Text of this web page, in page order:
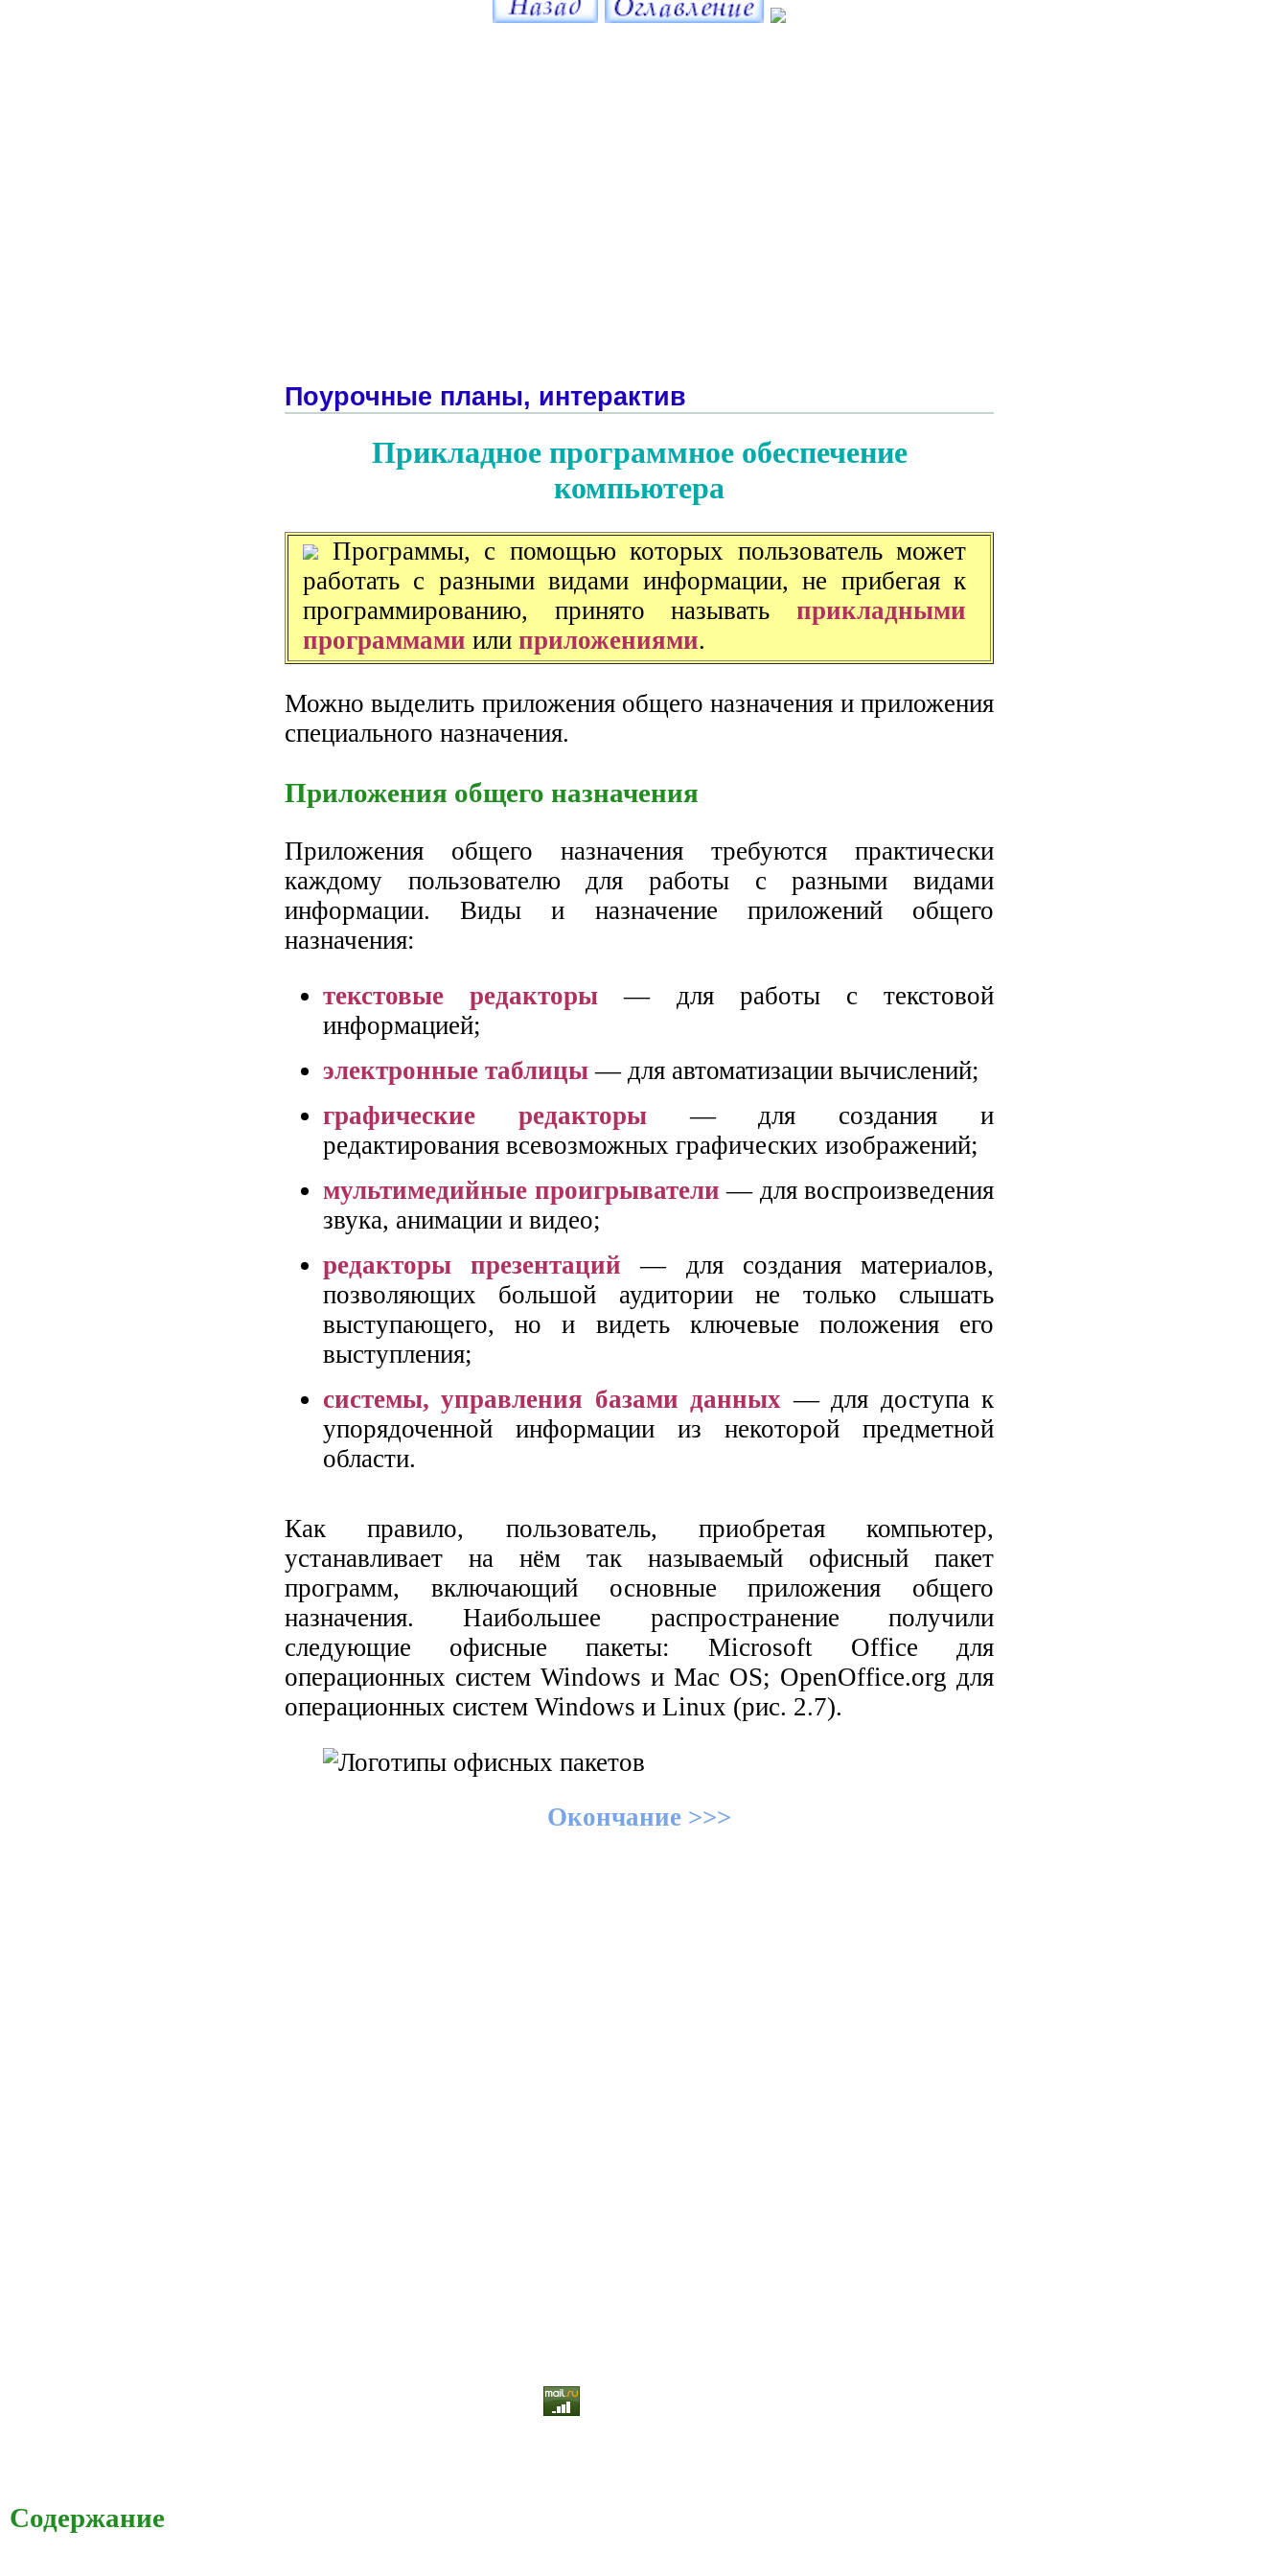
Поурочные планы, интерактив
Прикладное программное обеспечение
компьютера
Программы, с помощью которых пользователь может
работать с разными видами информации, не прибегая к
программированию, принято называть прикладными
программами или приложениями.
Можно выделить приложения общего назначения и приложения
специального назначения.
Приложения общего назначения
Приложения общего назначения требуются практически
каждому пользователю для работы с разными видами
информации. Виды и назначение приложений общего
назначения:
текстовые редакторы — для работы с текстовой
информацией;
электронные таблицы — для автоматизации вычислений;
графические редакторы— для создания и
редактирования всевозможных графических изображений;
мультимедийные проигрыватели — для воспроизведения
звука, анимации и видео;
редакторы презентаций — для создания материалов,
позволяющих большой аудитории не только слышать
выступающего, но и видеть ключевые положения его
выступления;
системы, управления базами данных — для доступа к
упорядоченной информации из некоторой предметной
области.
Как правило, пользователь, приобретая компьютер,
устанавливает на нём так называемый офисный пакет
программ, включающий основные приложения общего
назначения. Наибольшее распространение получили
следующие офисные пакеты: Microsoft Office для
операционных систем Windows и Mac OS; OpenOffice.org для
операционных систем Windows и Linux (рис. 2.7).
Окончание >>>
Содержание